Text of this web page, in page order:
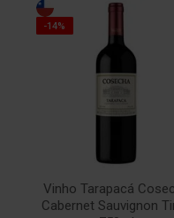
-14%
Vinho Tarapacá
Cabernet Sauvignon